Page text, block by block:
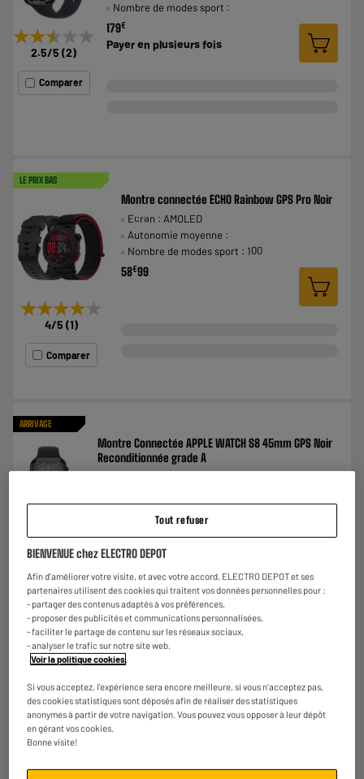
★★★★★
★★★★★
2.5/5 (2)
Comparer
Nombre de modes sport :
179€
Payer en plusieurs fois
LE PRIX BAS
★★★★★
★★★★★
4/5 (1)
Comparer
Montre connectée ECHO Rainbow GPS Pro Noir
Ecran : AMOLED
Autonomie moyenne :
Nombre de modes sport : 100
58€99
ARRIVAGE
Comparer
Montre Connectée APPLE WATCH S8 45mm GPS Noir
Reconditionnée grade A
Nombre de modes sport : 18
Payer enplusieurs fois
Tout refuser
BIENVENUE chez ELECTRO DEPOT
Afin d'améliorer votre visite, et avec votre accord, ELECTRO DEPOT et ses
partenaires utilisent des cookies qui traitent vos données personnelles pour :
- partager des contenus adaptés à vos préférences,
- proposer des publicités et communications personnalisées,
- faciliter le partage de contenu sur les réseaux sociaux,
- analyser le trafic sur notre site web.
Voir la politique cookies.
Si vous acceptez, l'expérience sera encore meilleure, si vous n'acceptez pas,
des cookies statistiques sont déposés afin de réaliser des statistiques
anonymes à partir de votre navigation. Vous pouvez vous opposer à leur dépôt
en gérant vos cookies.
Bonne visite!